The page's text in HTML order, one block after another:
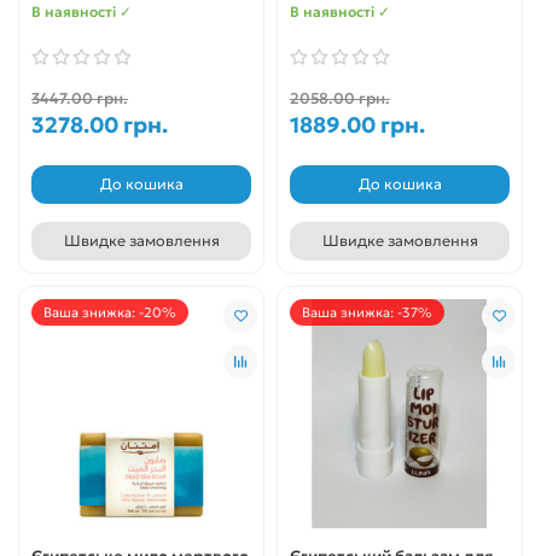
В наявності ✓
3447.00 грн.
3278.00 грн.
До кошика
Швидке замовлення
В наявності ✓
2058.00 грн.
1889.00 грн.
До кошика
Швидке замовлення
Ваша знижка: -20% Ваша знижка: -37%